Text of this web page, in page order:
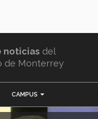
noticias del
de Monterrey
CAMPUS